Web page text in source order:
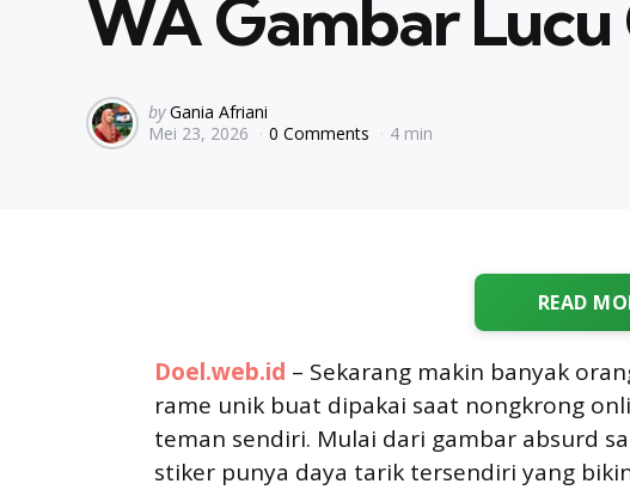
WA Gambar
Posted
by
by Gania Afriani
Mei 23, 2026
0 Comments 4 min
READ
Doel.web.id – Sekarang makin banyak
rame unik buat dipakai saat nongkrong
teman sendiri. Mulai dari gambar absurd
stiker punya daya tarik tersendiri yang